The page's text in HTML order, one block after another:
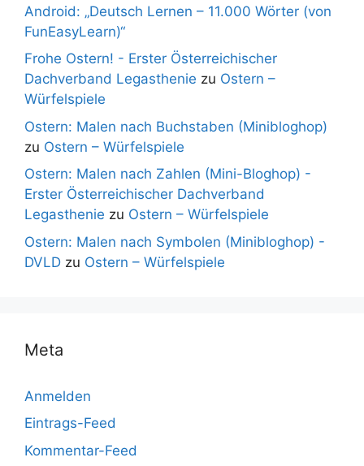
Android: „Deutsch Lernen – 11.000 Wörter (von
FunEasyLearn)“
Frohe Ostern! - Erster Österreichischer
Dachverband Legasthenie zu Ostern –
Würfelspiele
Ostern: Malen nach Buchstaben (Minibloghop)
zu Ostern – Würfelspiele
Ostern: Malen nach Zahlen (Mini-Bloghop) -
Erster Österreichischer Dachverband
Legasthenie zu Ostern – Würfelspiele
Ostern: Malen nach Symbolen (Minibloghop) -
DVLD zu Ostern – Würfelspiele
Meta
Anmelden
Eintrags-Feed
Kommentar-Feed